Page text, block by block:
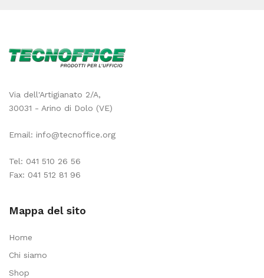
Via dell'Artigianato 2/A,
30031 - Arino di Dolo (VE)
Email: info@tecnoffice.org
Tel: 041 510 26 56
Fax: 041 512 81 96
Mappa del sito
Home
Chi siamo
Shop